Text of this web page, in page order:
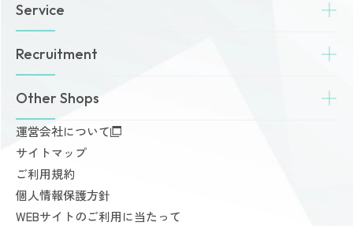
お知らせ
店舗一覧
ご予約から無料体験・見学までの流れ
料金案内
入会手続きのご案内
お支払いについて
よくあるご質問
会員様からいただいた声
Service
Amazonesのパーソナルトレーニング
AI姿勢診断・改善
Recruitment
Other Shops
完全個室PRIVATE GYM Highness
24時間ジム Amazones & Hercules
AMAZONES ONLINE SHOP
運営会社について
サイトマップ
ご利用規約
個人情報保護方針
WEBサイトのご利用に当たって